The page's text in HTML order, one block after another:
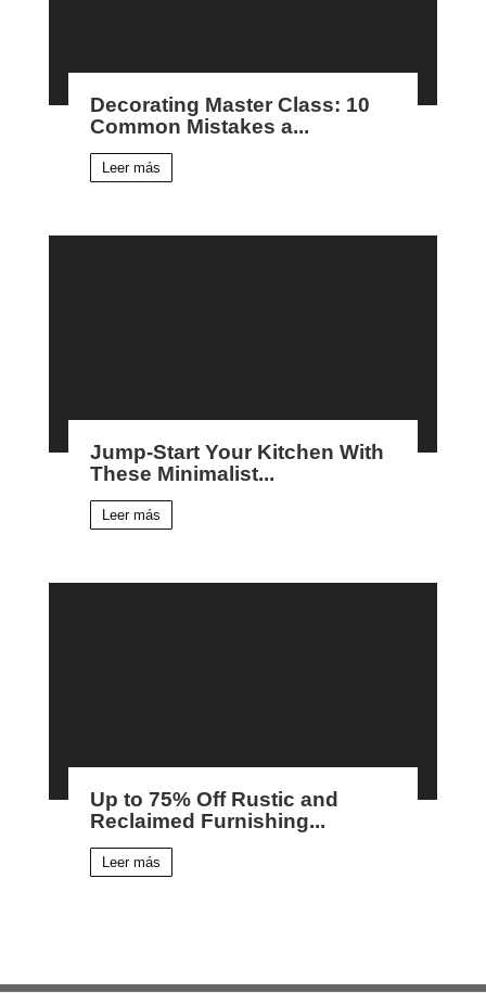
Decorating Master Class: 10
Common Mistakes a...
Leer más
Jump-Start Your Kitchen With
These Minimalist...
Leer más
Up to 75% Off Rustic and
Reclaimed Furnishing...
Leer más